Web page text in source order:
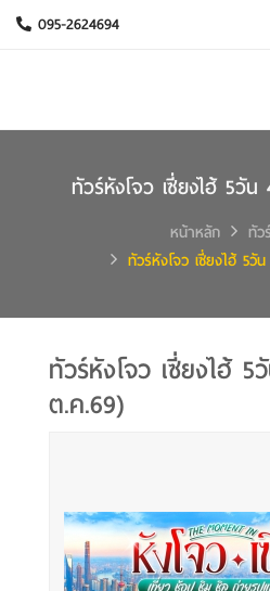
095-2624694
ทัวร์หังโจว เซี่ยงไฮ้ 5วั
หน้าหลัก
ทัว
ทัวร์หังโจว เซี่ยงไฮ้ 5วั
ทัวร์หังโจว เซี่ยงไฮ้
ต.ค.69)